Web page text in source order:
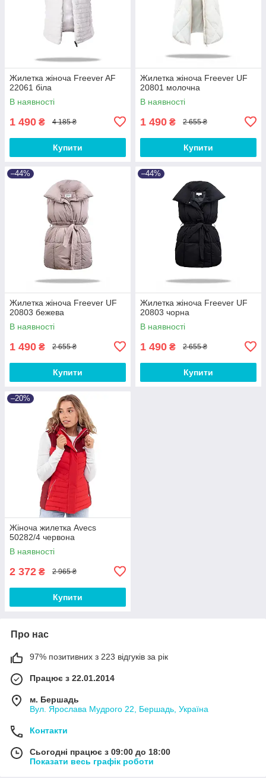
Жилетка жіноча Freever AF
22061 біла
В наявності
1 490 ₴ 4 185 ₴
Купити
Жилетка жіноча Freever UF
20801 молочна
В наявності
1 490 ₴ 2 655 ₴
Купити
–44%
Жилетка жіноча Freever UF
20803 бежева
В наявності
1 490 ₴ 2 655 ₴
Купити
–44%
Жилетка жіноча Freever UF
20803 чорна
В наявності
1 490 ₴ 2 655 ₴
Купити
–20%
Жіноча жилетка Avecs
50282/4 червона
В наявності
2 372 ₴ 2 965 ₴
Купити
Про нас
97% позитивних з 223 відгуків за рік
Працює з 22.01.2014
м. Бершадь
Вул. Ярослава Мудрого 22, Бершадь, Україна
Контакти
Сьогодні працює з 09:00 до 18:00
Показати весь графік роботи